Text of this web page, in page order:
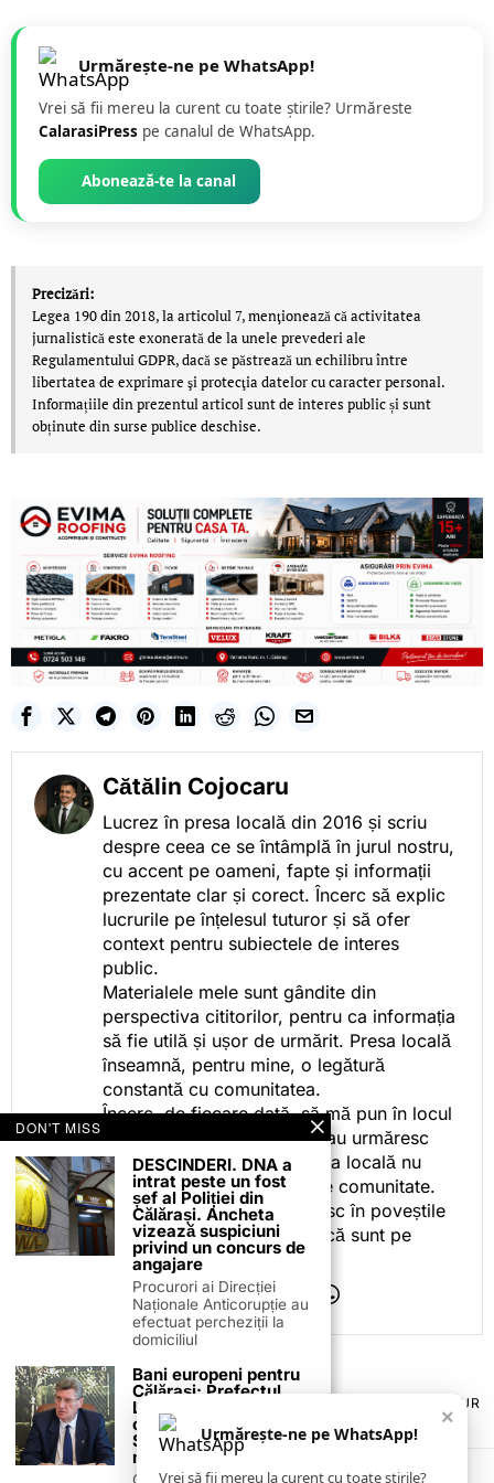
Urmărește-ne pe WhatsApp!
Vrei să fii mereu la curent cu toate știrile? Urmăreste
CalarasiPress pe canalul de WhatsApp.
Abonează-te la canal
Precizări:
Legea 190 din 2018, la articolul 7, menţionează că activitatea
jurnalistică este exonerată de la unele prevederi ale
Regulamentului GDPR, dacă se păstrează un echilibru între
libertatea de exprimare şi protecţia datelor cu caracter personal.
Informațiile din prezentul articol sunt de interes public și sunt
obținute din surse publice deschise.
Cătălin Cojocaru
Lucrez în presa locală din 2016 și scriu
despre ceea ce se întâmplă în jurul nostru,
cu accent pe oameni, fapte și informații
prezentate clar și corect. Încerc să explic
lucrurile pe înțelesul tuturor și să ofer
context pentru subiectele de interes
public.
Materialele mele sunt gândite din
perspectiva cititorilor, pentru ca informația
să fie utilă și ușor de urmărit. Presa locală
înseamnă, pentru mine, o legătură
constantă cu comunitatea.
Încerc, de fiecare dată, să mă pun în locul
celor care citesc, privesc sau urmăresc
ceea ce fac. Pentru că presa locală nu
este despre mine, ci despre comunitate.
Iar dacă oamenii se regăsesc în poveștile
pe care le spun, înseamnă că sunt pe
drumul bun.
TERMENI ȘI CONDIȚII
POLITICA DE ANULARE & RETUR
PUBLICITATE ONLINE & TIPĂRITĂ
CONTACT
ZIARUL ANUNȚUL CĂLĂRĂȘEAN
×
Urmărește-ne pe WhatsApp!
Vrei să fii mereu la curent cu toate știrile?
DON'T MISS
DESCINDERI. DNA a
intrat peste un fost
șef al Poliției din
Călărași. Ancheta
vizează suspiciuni
privind un concurs de
angajare
Procurori ai Direcției
Naționale Anticorupție au
efectuat percheziții la
domiciliul
Bani europeni pentru
Călărași: Prefectul
Laurențiu State anunță
colaborarea cu ADR
Sud-Muntenia pentru
noi finanțări